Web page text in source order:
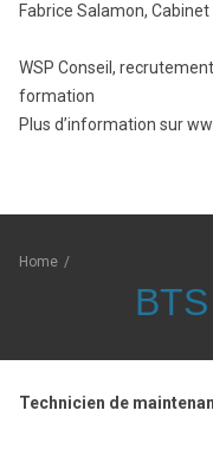
Fabrice Salamon,
WSP Conseil,
formation
Plus d’information sur
Home /
Technicien de